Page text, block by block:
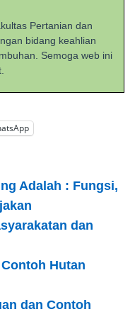
Pertanian dan
bidang keahlian
Semoga web ini
Adalah : Fungsi,
dan
Hutan
dan Contoh